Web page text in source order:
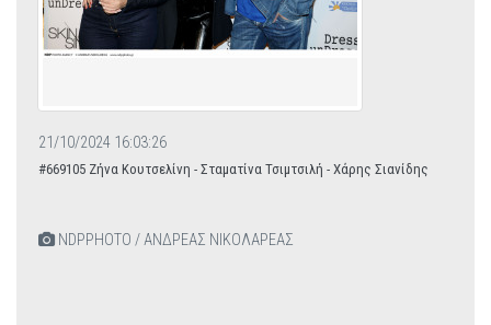
21/10/2024 16:03:26
#669105 Ζήνα Κουτσελίνη - Σταματίνα Τσιμτσιλή - Χάρης Σιανίδης
NDPPHOTO / ΑΝΔΡΕΑΣ ΝΙΚΟΛΑΡΕΑΣ